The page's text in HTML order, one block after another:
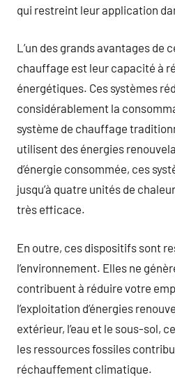
qui restreint leur application
L’un des grands avantages de
chauffage est leur capacité à
énergétiques. Ces systèmes
considérablement la
système de chauffage
utilisent des énergies
d’énergie consommée, ces
jusqu’à quatre unités de
très efficace.
En outre, ces dispositifs sont
l’environnement. Elles ne
contribuent à réduire votre
l’exploitation d’énergies
extérieur, l’eau et le sous-sol,
les ressources fossiles
réchauffement climatique.